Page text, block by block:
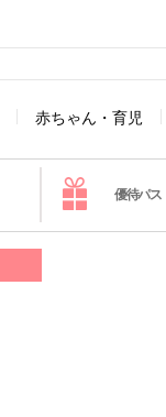
赤ちゃん・育児
優待パス